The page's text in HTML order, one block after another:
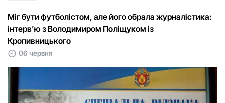
Міг бути футболістом, але його обрала журналістика:
інтерв’ю з Володимиром Поліщуком із
Кропивницького
06 червня